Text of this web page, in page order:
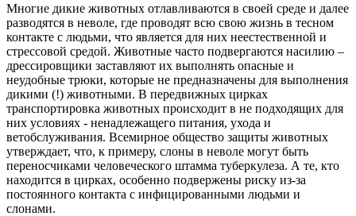
Многие дикие животных отлавливаются в своей среде и далее
разводятся в неволе, где проводят всю свою жизнь в тесном
контакте с людьми, что является для них неестественной и
стрессовой средой. Животные часто подвергаются насилию –
дрессировщики заставляют их выполнять опасные и
неудобные трюки, которые не предназначены для выполнения
дикими (!) животными. В передвижных цирках
транспортировка животных происходит в не подходящих для
них условиях - ненадлежащего питания, ухода и
ветобслуживания. Всемирное общество защиты животных
утверждает, что, к примеру, слоны в неволе могут быть
переносчиками человеческого штамма туберкулеза. А те, кто
находится в цирках, особенно подвержены риску из-за
постоянного контакта с инфицированными людьми и
слонами.